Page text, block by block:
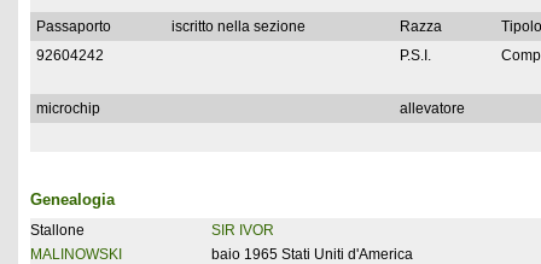
Passaporto iscritto nella sezione Razza
92604242
P.S.I.
microchip allevatore
Genealogia
Stallone
MALINOWSKI
SIR IVOR
baio 1965 Stati Uniti d'America